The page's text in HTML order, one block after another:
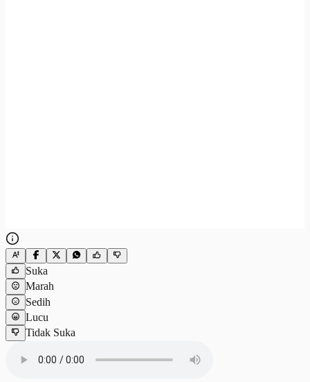
Suka
Marah
Sedih
Lucu
Tidak Suka